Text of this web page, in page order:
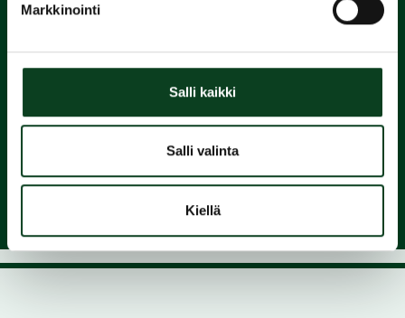
Markkinointi
Salli kaikki
Salli valinta
Kiellä
Green Card
3.
Liity
seuraan ja nauti pelaamisesta